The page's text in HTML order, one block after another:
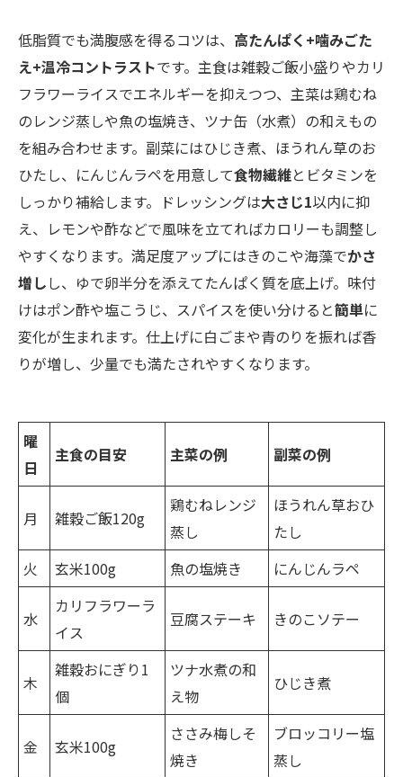
低脂質でも満腹感を得るコツは、 高たんぱく+噛みごた
え+温冷コントラストです。主食は雑穀ご飯小盛りやカリ
フラワーライスでエネルギーを抑えつつ、主菜は鶏むね
のレンジ蒸しや魚の塩焼き、ツナ缶（水煮）の和えもの
を組み合わせます。副菜にはひじき煮、ほうれん草のお
ひたし、にんじんラペを用意して食物繊維とビタミンを
しっかり補給します。ドレッシングは大さじ1以内に抑
え、レモンや酢などで風味を立てればカロリーも調整し
やすくなります。満足度アップにはきのこや海藻でかさ
増しし、ゆで卵半分を添えてたんぱく質を底上げ。味付
けはポン酢や塩こうじ、スパイスを使い分けると簡単に
変化が生まれます。仕上げに白ごまや青のりを振れば香
りが増し、少量でも満たされやすくなります。
曜
日
主食の目安 主菜の例 副菜の例
月 雑穀ご飯120g
鶏むねレンジ
蒸し
ほうれん草おひ
たし
火
玄米100g 魚の塩焼き にんじんラペ
水
カリフラワーラ
イス
豆腐ステーキ きのこソテー
木
雑穀おにぎり1
個
ツナ水煮の和
え物
ひじき煮
金 玄米100g
ささみ梅しそ
焼き
ブロッコリー塩
蒸し